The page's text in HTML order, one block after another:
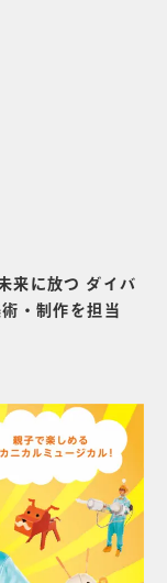
来に放つ ダイバ
・制作を担当